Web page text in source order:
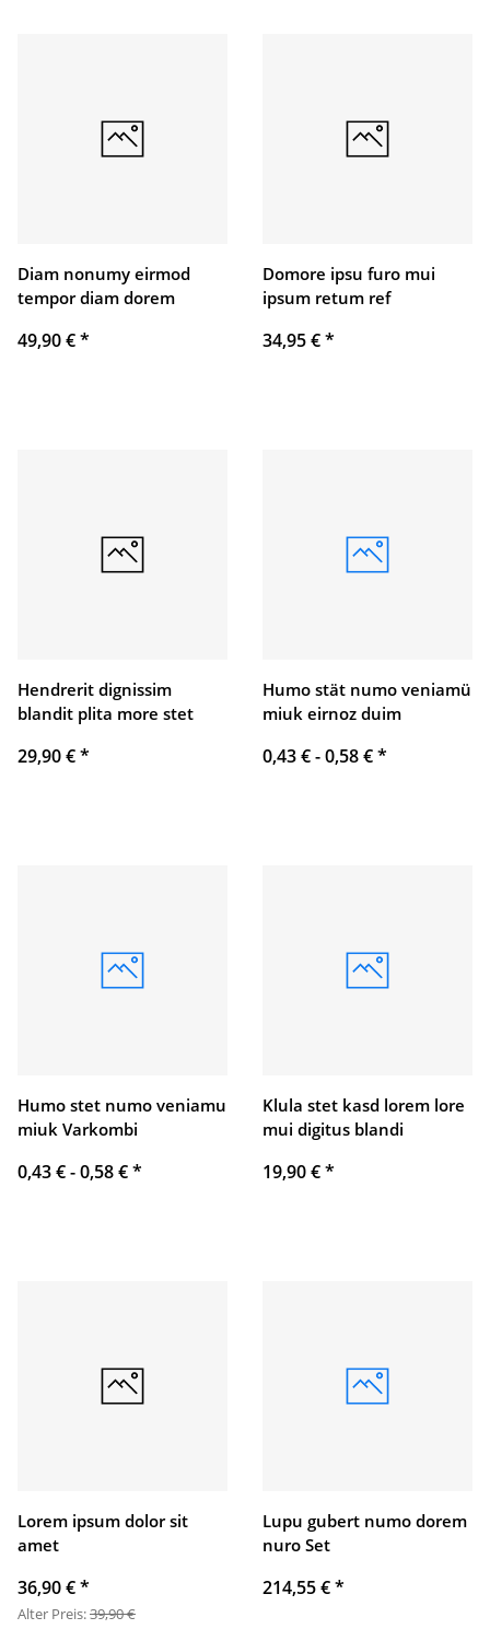
Diam nonumy eirmod
tempor diam dorem
49,90 €*
Domore ipsu furo mui
ipsum retum ref
34,95 €*
Hendrerit dignissim
blandit plita more stet
29,90 €*
Humo stät numo veniamü
miuk eirnoz duim
0,43 € -0,58 €*
Humo stet numo veniamu
miuk Varkombi
0,43 € -0,58 €*
Klula stet kasd lorem lore
mui digitus blandi
19,90 €*
Lorem ipsum dolor sit
amet
36,90 €*
Alter Preis:39,90 €
Lupu gubert numo dorem
nuro Set
214,55 €*